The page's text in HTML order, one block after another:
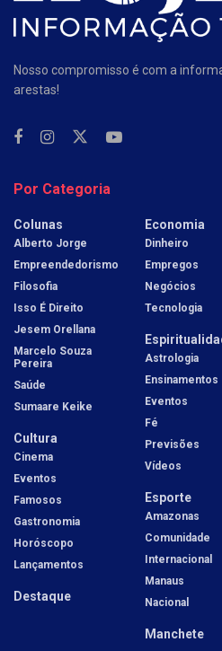
Nosso compromisso é com a
arestas!
Por Categoria
Colunas
Alberto Jorge
Empreendedorismo
Filosofia
Isso É Direito
Jesem Orellana
Marcelo Souza
Pereira
Saúde
Sumaare Keike
Cultura
Cinema
Eventos
Famosos
Gastronomia
Horóscopo
Lançamentos
Destaque
Economia
Dinheiro
Empregos
Negócios
Tecnologia
Astrologia
Ensinamentos
Eventos
Fé
Previsões
Vídeos
Esporte
Amazonas
Comunidade
Internacional
Manaus
Nacional
Manchete